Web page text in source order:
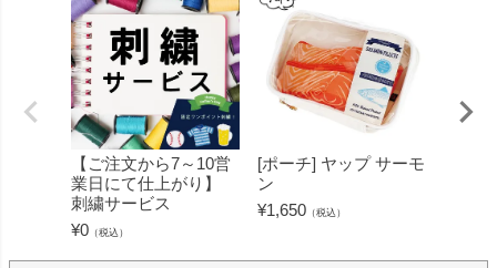
【ご注文から7～10営
業日にて仕上がり】
刺繍サービス
¥0 （税込）
[ポーチ] ヤップ サーモ
ン
¥1,650 （税込）